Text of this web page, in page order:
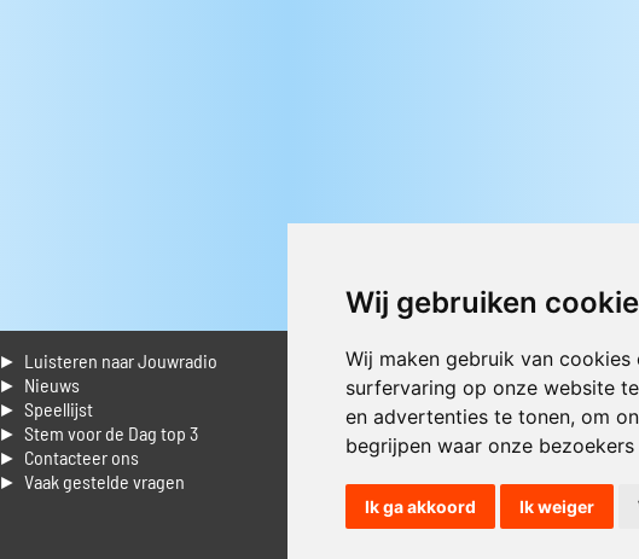
Wij gebruiken
Wij maken gebruik van
surfervaring op onze website
en advertenties te tonen, om
begrijpen waar onze
Ik ga akkoord Ik weiger
► Luisteren naar Jouwradio
► Nieuws
► Speellijst
► Stem voor de Dag top 3
► Contacteer ons
► Vaak gestelde vragen
► Livestream informatie
► Muziek opzoeken
► Vlaamse 100 Aller tijden
► De 50 beste van...
► Adverteren op Jouwradio
► Cookie voorkeuren wijzigen
► Privacyinformatie
of